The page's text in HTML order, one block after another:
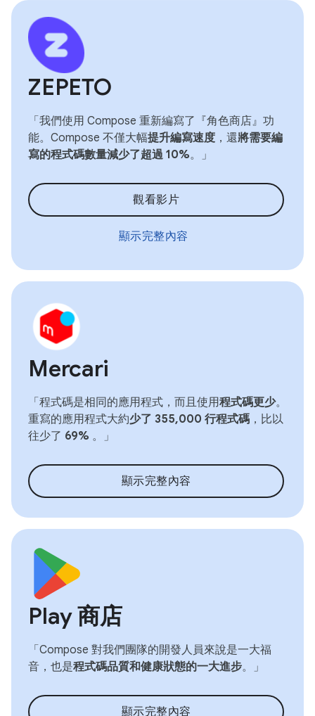
ZEPETO
「我們使用 Compose 重新編寫了『角色商店』功
能。Compose 不僅大幅提升編寫速度 ，還將需要編
寫的程式碼數量減少了超過 10%。」
觀看影片
顯示完整內容
Mercari
「程式碼是相同的應用程式，而且使用程式碼更少。
重寫的應用程式大約少了 355,000 行程式碼 ，比以
往少了 69% 。」
顯示完整內容
Play 商店
「Compose 對我們團隊的開發人員來說是一大福
音，也是程式碼品質和健康狀態的一大進步。」
顯示完整內容